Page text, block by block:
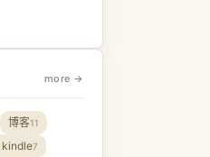
more →
博客11
kindle7